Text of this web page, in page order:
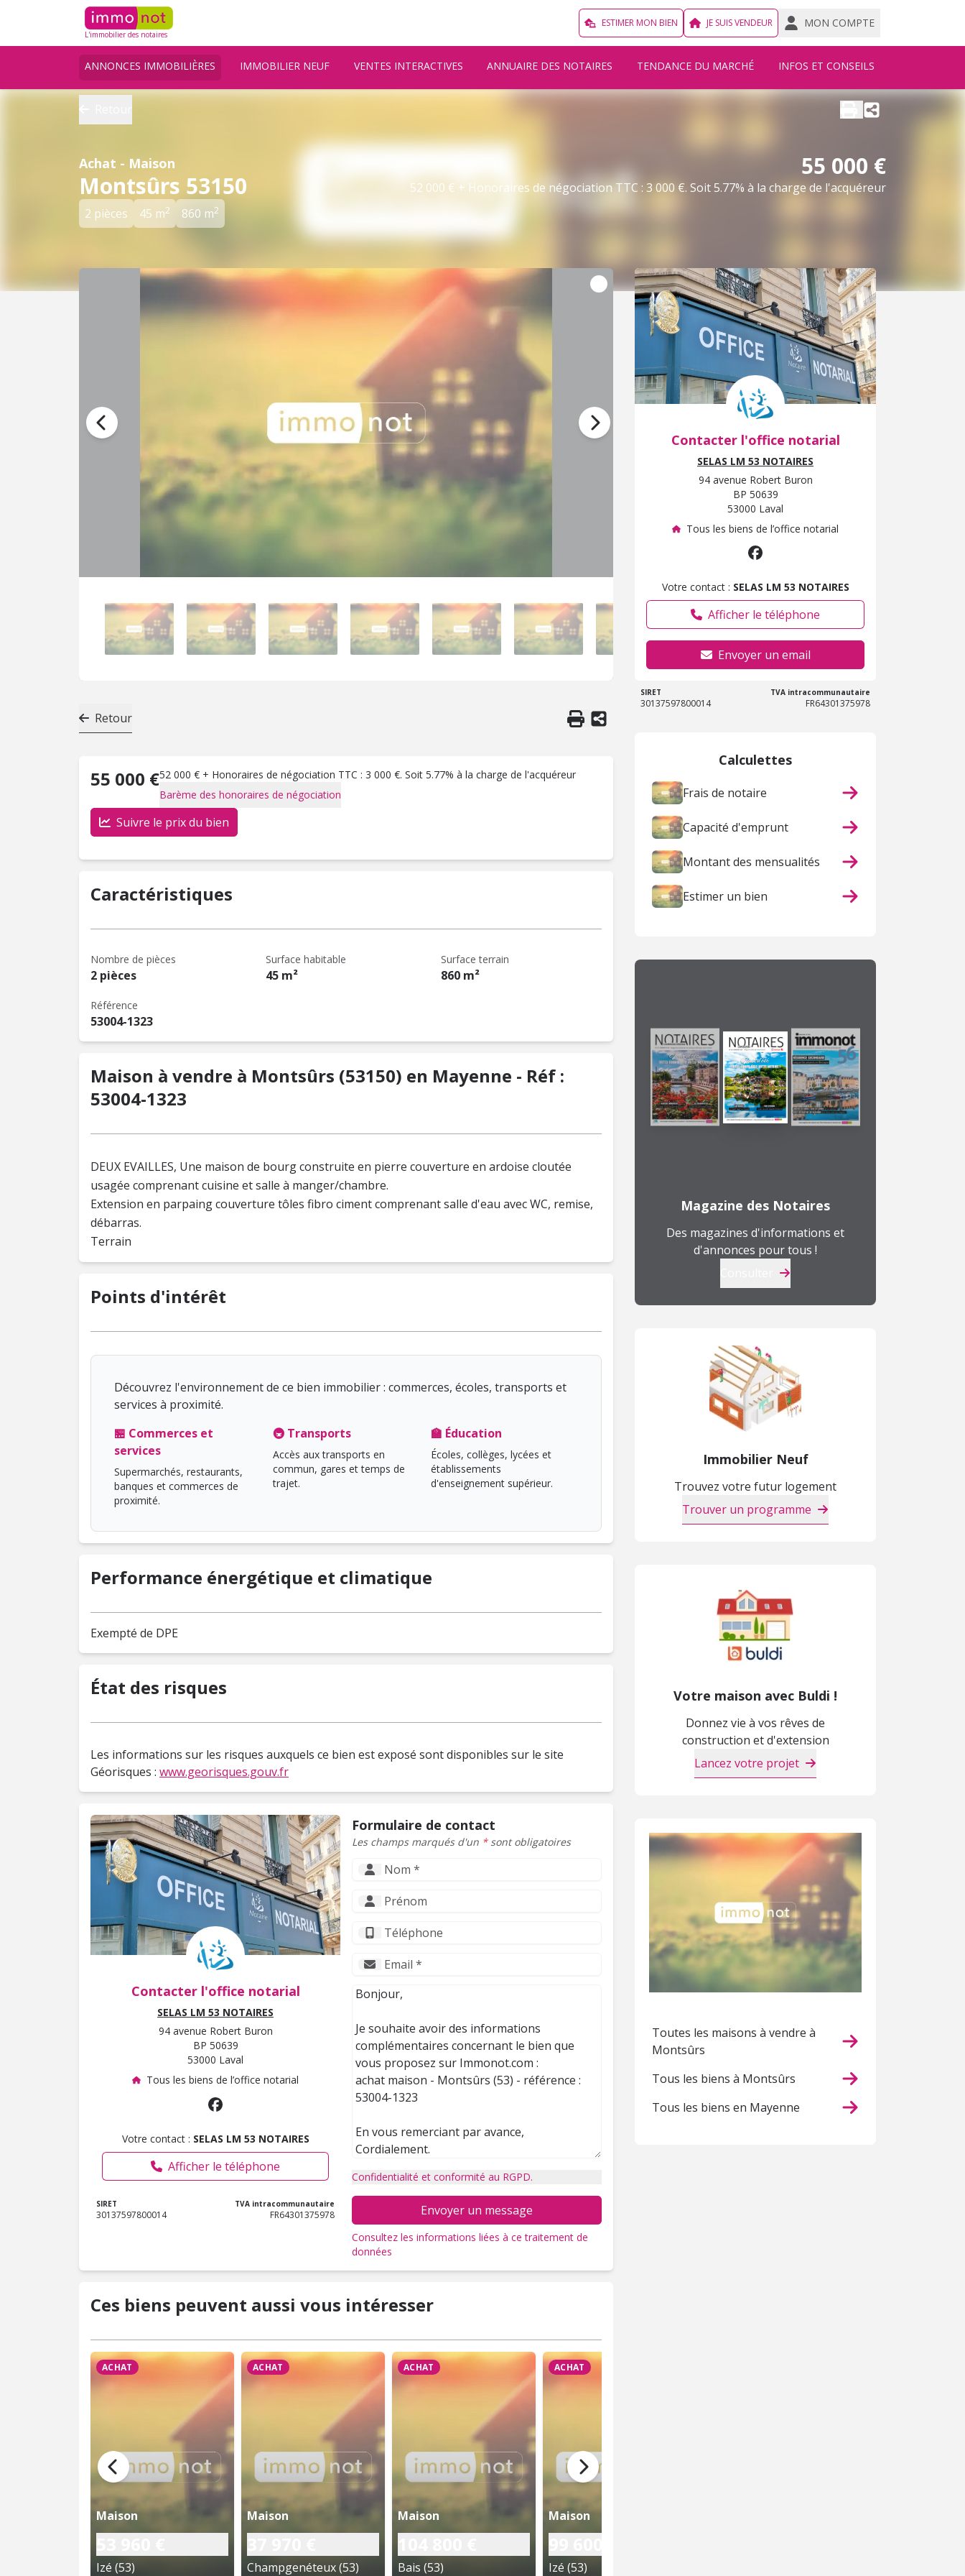
L'immobilier des notaires
ESTIMER MON BIEN JE SUIS VENDEUR MON COMPTE
ANNONCES IMMOBILIÈRES IMMOBILIER NEUF VENTES INTERACTIVES ANNUAIRE DES NOTAIRES TENDANCE DU MARCHÉ INFOS ET CONSEILS
Achat - Maison
Montsûrs 53150
2 pièces 45 m2 860 m2
55 000 €
52 000 € + Honoraires de négociation TTC : 3 000 €. Soit 5.77% à la charge de l'acquéreur
Retour
55 000 €52 000 € + Honoraires de négociation TTC : 3 000 €. Soit 5.77% à la charge de l'acquéreur
Barème des honoraires de négociation
Suivre le prix du bien
Caractéristiques
Nombre de pièces
2 pièces
Surface habitable
45 m²
Surface terrain
860 m²
Référence
53004-1323
Maison à vendre à Montsûrs (53150) en Mayenne - Réf :
53004-1323
DEUX EVAILLES, Une maison de bourg construite en pierre couverture en ardoise cloutée
usagée comprenant cuisine et salle à manger/chambre.
Extension en parpaing couverture tôles fibro ciment comprenant salle d'eau avec WC, remise,
débarras.
Terrain
Points d'intérêt
Découvrez l'environnement de ce bien immobilier : commerces, écoles, transports et
services à proximité.
🏪 Commerces et
services
Supermarchés, restaurants,
banques et commerces de
proximité.
🚇 Transports
Accès aux transports en
commun, gares et temps de
trajet.
🏫 Éducation
Écoles, collèges, lycées et
établissements
d'enseignement supérieur.
Performance énergétique et climatique
Exempté de DPE
État des risques
Les informations sur les risques auxquels ce bien est exposé sont disponibles sur le site
Géorisques : www.georisques.gouv.fr
Contacter l'office notarial
SELAS LM 53 NOTAIRES
94 avenue Robert Buron
BP 50639
53000 Laval
Tous les biens de l’office notarial
Votre contact : SELAS LM 53 NOTAIRES
Afficher le téléphone
SIRET
30137597800014
TVA intracommunautaire
FR64301375978
Formulaire de contact
Les champs marqués d'un *sont obligatoires
Confidentialité et conformité au RGPD.
Envoyer un message
Consultez les informations liées à ce traitement de
données
Ces biens peuvent aussi vous intéresser
ACHAT
Maison
Izé (53)
ACHAT
Maison
Champgenéteux (53)
ACHAT
Maison
Bais (53)
ACHAT
Maison
Izé (53)
Contacter l'office notarial
SELAS LM 53 NOTAIRES
94 avenue Robert Buron
BP 50639
53000 Laval
Tous les biens de l’office notarial
Votre contact : SELAS LM 53 NOTAIRES
Afficher le téléphone
Envoyer un email
SIRET
30137597800014
TVA intracommunautaire
FR64301375978
Calculettes
Frais de notaire
Capacité d'emprunt
Montant des mensualités
Estimer un bien
Magazine des Notaires
Des magazines d'informations et
d'annonces pour tous !
Immobilier Neuf
Trouvez votre futur logement
Trouver un programme
Votre maison avec Buldi !
Donnez vie à vos rêves de
construction et d'extension
Lancez votre projet
Toutes les maisons à vendre à
Montsûrs
Tous les biens à Montsûrs
Tous les biens en Mayenne